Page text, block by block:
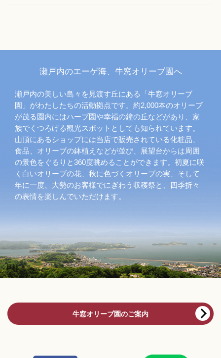
瀬戸内のエーゲ海、牛窓オリーブ園へ
瀬戸内の美しい島々を見渡す丘にある「牛窓オリーブ
園」がわたしたちの活動拠点です。約2,000本のオリーブ
が茂る園内にはハーブ園や幸福の鐘の丘などがあり、家
族でくつろげる観光スポットとしても知られています。
山頂にあるショップには当店で販売されている化粧品、
食品、オリーブの鉢植えなどが並び、展望台からは周囲
の景色をぐるりと360度眺めることができます。初夏に咲
く白いオリーブの花、秋に色づくオリーブの実、そして
年に一度、大勢のお客様でにぎわう収穫祭と、四季折々
の表情を楽しんでいただけます。
牛窓オリーブ園のご案内